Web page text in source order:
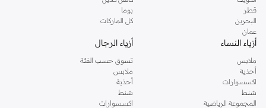
استخدمي القائمة لتحديد تجربة تسوق دوروثي بيركنز اون لاين. خدمة التوصيل السريعة
والدعم الاستثنائي يضمن لك تجربة تسوق ممتعة دائما مع نمشي.
قطر
البحرين
عمان
بوما
كل الماركات
أزياء النساء
ملابس
أحذية
اكسسوارات
شنط
المجموعة الرياضية
أزياء الرجال
تسوق حسب الفئة
ملابس
أحذية
شنط
اكسسوارات